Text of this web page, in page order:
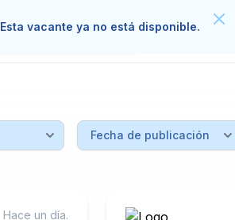
Publica tus
Hace un día.
Esta vacante ya no está disponible.